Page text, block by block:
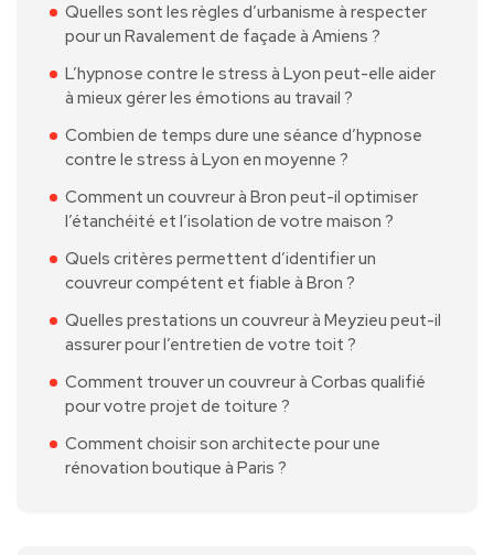
Quelles sont les règles d’urbanisme à respecter
pour un Ravalement de façade à Amiens ?
L’hypnose contre le stress à Lyon peut-elle aider
à mieux gérer les émotions au travail ?
Combien de temps dure une séance d’hypnose
contre le stress à Lyon en moyenne ?
Comment un couvreur à Bron peut-il optimiser
l’étanchéité et l’isolation de votre maison ?
Quels critères permettent d’identifier un
couvreur compétent et fiable à Bron ?
Quelles prestations un couvreur à Meyzieu peut-il
assurer pour l’entretien de votre toit ?
Comment trouver un couvreur à Corbas qualifié
pour votre projet de toiture ?
Comment choisir son architecte pour une
rénovation boutique à Paris ?